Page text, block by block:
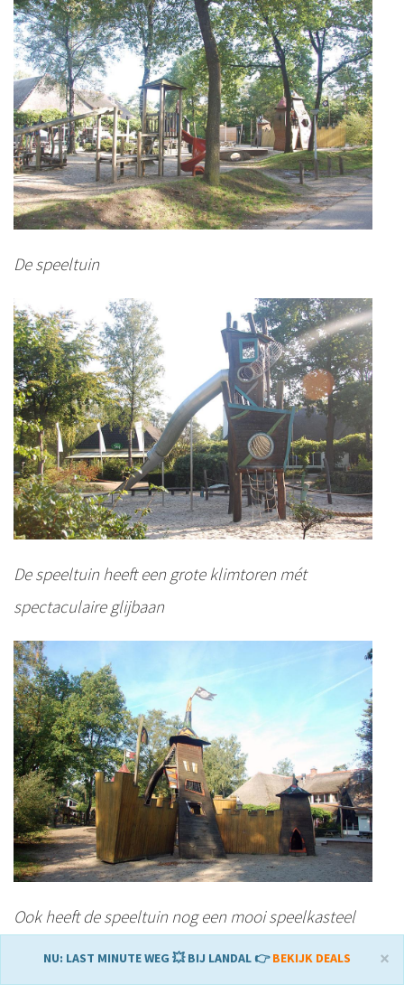
De speeltuin
De speeltuin heeft een grote klimtoren mét
spectaculaire glijbaan
Ook heeft de speeltuin nog een mooi speelkasteel
×
NU: LAST MINUTE WEG 💥 BIJ LANDAL 👉BEKIJK DEALS